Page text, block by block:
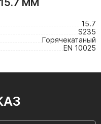
ММ
15.7
S235
Горячекатаный
EN 10025